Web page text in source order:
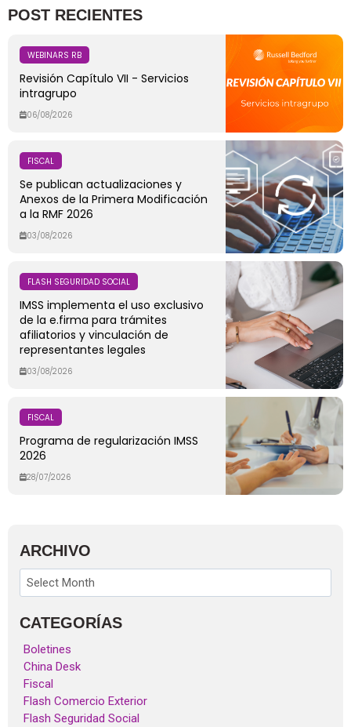
POST RECIENTES
WEBINARS RB
Revisión Capítulo VII - Servicios
intragrupo
06/08/2026
FISCAL
Se publican actualizaciones y
Anexos de la Primera Modificación
a la RMF 2026
03/08/2026
FLASH SEGURIDAD SOCIAL
IMSS implementa el uso exclusivo
de la e.firma para trámites
afiliatorios y vinculación de
representantes legales
03/08/2026
FISCAL
Programa de regularización IMSS
2026
28/07/2026
ARCHIVO
CATEGORÍAS
Boletines
China Desk
Fiscal
Flash Comercio Exterior
Flash Seguridad Social